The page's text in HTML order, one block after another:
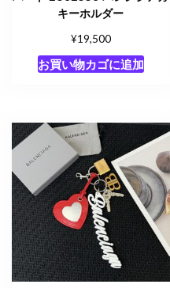
キーホルダー
¥19,500
お買い物カゴに追加